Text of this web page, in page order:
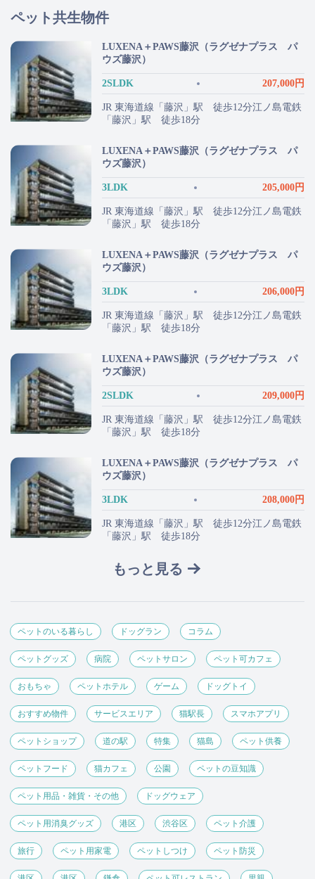
ペット共生物件
LUXENA＋PAWS藤沢（ラグゼナプラス パ
ウズ藤沢）
2SLDK 207,000円
JR 東海道線「藤沢」駅 徒歩12分江ノ島電鉄
「藤沢」駅 徒歩18分
LUXENA＋PAWS藤沢（ラグゼナプラス パ
ウズ藤沢）
3LDK 205,000円
JR 東海道線「藤沢」駅 徒歩12分江ノ島電鉄
「藤沢」駅 徒歩18分
LUXENA＋PAWS藤沢（ラグゼナプラス パ
ウズ藤沢）
3LDK 206,000円
JR 東海道線「藤沢」駅 徒歩12分江ノ島電鉄
「藤沢」駅 徒歩18分
LUXENA＋PAWS藤沢（ラグゼナプラス パ
ウズ藤沢）
2SLDK 209,000円
JR 東海道線「藤沢」駅 徒歩12分江ノ島電鉄
「藤沢」駅 徒歩18分
LUXENA＋PAWS藤沢（ラグゼナプラス パ
ウズ藤沢）
3LDK 208,000円
JR 東海道線「藤沢」駅 徒歩12分江ノ島電鉄
「藤沢」駅 徒歩18分
もっと見る
ペットのいる暮らし ドッグラン コラム
ペットグッズ 病院 ペットサロン ペット可カフェ
おもちゃ ペットホテル ゲーム ドッグトイ
おすすめ物件 サービスエリア 猫駅長 スマホアプリ
ペットショップ 道の駅 特集 猫島 ペット供養
ペットフード 猫カフェ 公園 ペットの豆知識
ペット用品・雑貨・その他 ドッグウェア
ペット用消臭グッズ 港区 渋谷区 ペット介護
旅行 ペット用家電 ペットしつけ ペット防災